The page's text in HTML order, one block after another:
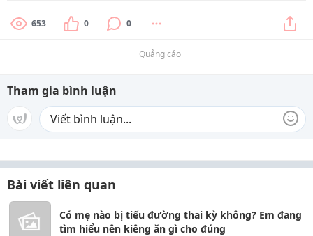
653 0 0
Quảng cáo
Tham gia bình luận
Bài viết liên quan
Có mẹ nào bị tiểu đường thai kỳ không? Em đang
tìm hiểu nên kiêng ăn gì cho đúng